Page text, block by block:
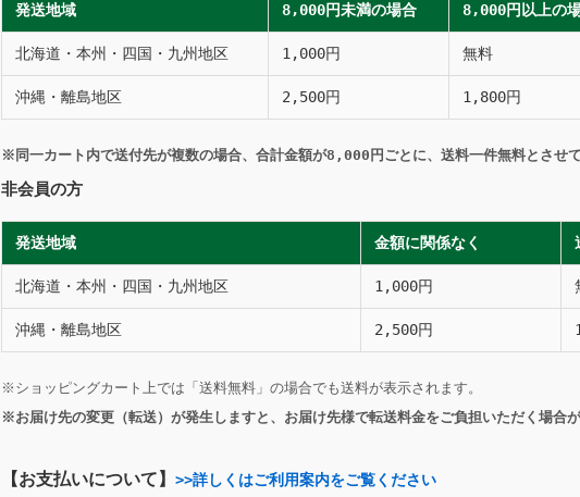
発送地域 8,000円未満の場合 8,000円以上の
北海道・本州・四国・九州地区 1,000円 無料
沖縄・離島地区 2,500円 1,800円
※同一カート内で送付先が複数の場合、合計金額が8,000円ごとに、送料一件無料とさせて
非会員の方
発送地域 金額に関係なく
北海道・本州・四国・九州地区 1,000円
沖縄・離島地区 2,500円
※ショッピングカート上では「送料無料」の場合でも送料が表示されます。
※お届け先の変更（転送）が発生しますと、お届け先様で転送料金をご負担いただく場合が
【お支払いについて】 >>詳しくはご利用案内をご覧ください